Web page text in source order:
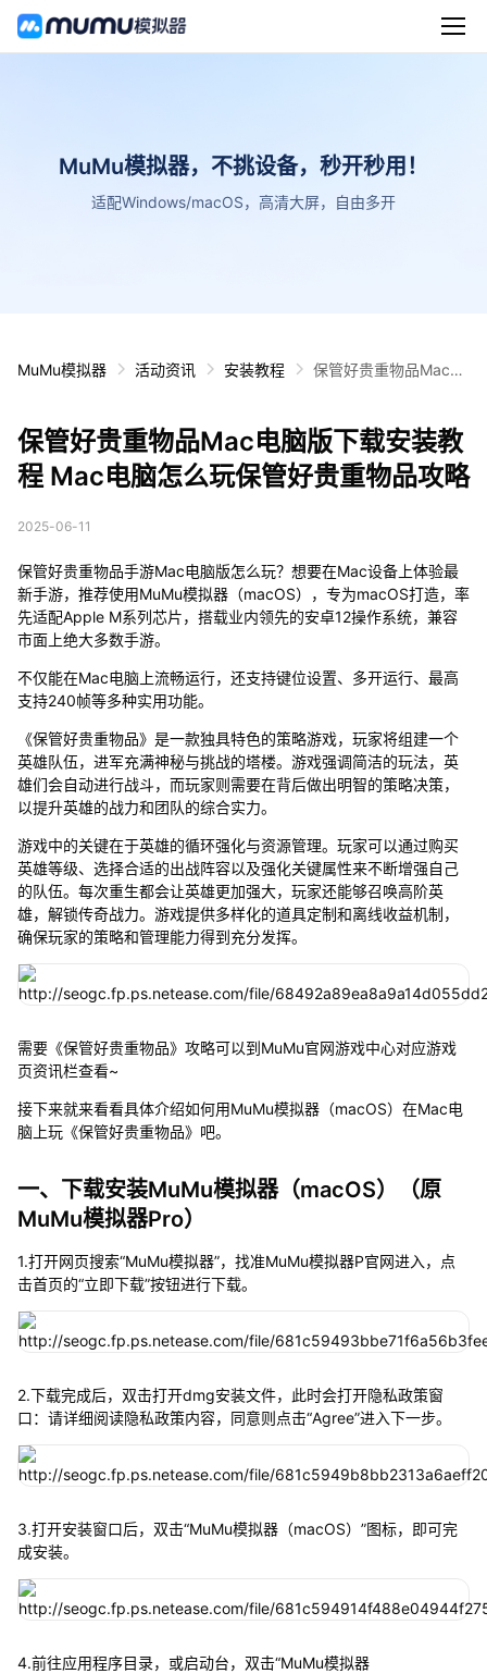
MuMu模拟器，不挑设备，秒开秒用！
适配Windows/macOS，高清大屏，自由多开
MuMu模拟器 活动资讯 安装教程
保管好贵重物品Mac电
物品攻略
保管好贵重物品Mac电脑版下载安装教
程 Mac电脑怎么玩保管好贵重物品攻略
2025-06-11
保管好贵重物品手游Mac电脑版怎么玩？想要在Mac设备上体验最
新手游，推荐使用MuMu模拟器（macOS），专为macOS打造，率
先适配Apple M系列芯片，搭载业内领先的安卓12操作系统，兼容
市面上绝大多数手游。
不仅能在Mac电脑上流畅运行，还支持键位设置、多开运行、最高
支持240帧等多种实用功能。
《保管好贵重物品》是一款独具特色的策略游戏，玩家将组建一个
英雄队伍，进军充满神秘与挑战的塔楼。游戏强调简洁的玩法，英
雄们会自动进行战斗，而玩家则需要在背后做出明智的策略决策，
以提升英雄的战力和团队的综合实力。
游戏中的关键在于英雄的循环强化与资源管理。玩家可以通过购买
英雄等级、选择合适的出战阵容以及强化关键属性来不断增强自己
的队伍。每次重生都会让英雄更加强大，玩家还能够召唤高阶英
雄，解锁传奇战力。游戏提供多样化的道具定制和离线收益机制，
确保玩家的策略和管理能力得到充分发挥。
需要《保管好贵重物品》攻略可以到MuMu官网游戏中心对应游戏
页资讯栏查看~
接下来就来看看具体介绍如何用MuMu模拟器（macOS）在Mac电
脑上玩《保管好贵重物品》吧。
一、下载安装MuMu模拟器（macOS）（原
MuMu模拟器Pro）
1.打开网页搜索“MuMu模拟器”，找准MuMu模拟器P官网进入，点
击首页的“立即下载”按钮进行下载。
2.下载完成后，双击打开dmg安装文件，此时会打开隐私政策窗
口：请详细阅读隐私政策内容，同意则点击“Agree”进入下一步。
3.打开安装窗口后，双击“MuMu模拟器（macOS）”图标，即可完
成安装。
4.前往应用程序目录，或启动台，双击“MuMu模拟器